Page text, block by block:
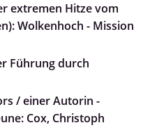
extremen Hitze vom
Wolkenhoch - Mission
Führung durch
/ einer Autorin -
Cox, Christoph